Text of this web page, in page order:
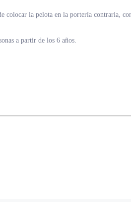
colocar la pelota en la portería contraria,
a partir de los 6 años.